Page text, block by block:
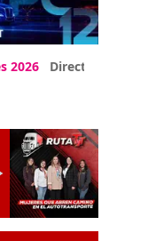
2026 Directorio Expo